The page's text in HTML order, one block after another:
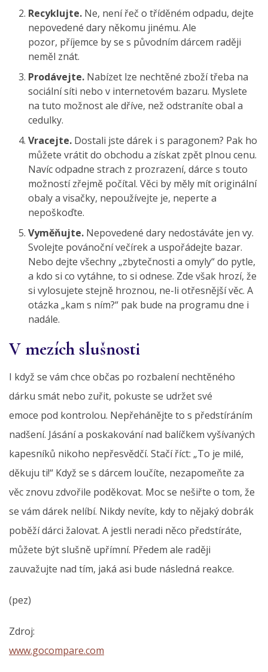
Recyklujte. Ne, není řeč o tříděném odpadu, dejte
nepovedené dary někomu jinému. Ale
pozor, příjemce by se s původním dárcem raději
neměl znát.
Prodávejte. Nabízet lze nechtěné zboží třeba na
sociální síti nebo v internetovém bazaru. Myslete
na tuto možnost ale dříve, než odstraníte obal a
cedulky.
Vracejte. Dostali jste dárek i s paragonem? Pak ho
můžete vrátit do obchodu a získat zpět plnou cenu.
Navíc odpadne strach z prozrazení, dárce s touto
možností zřejmě počítal. Věci by měly mít originální
obaly a visačky, nepoužívejte je, neperte a
nepoškoďte.
Vyměňujte. Nepovedené dary nedostáváte jen vy.
Svolejte povánoční večírek a uspořádejte bazar.
Nebo dejte všechny „zbytečnosti a omyly“ do pytle,
a kdo si co vytáhne, to si odnese. Zde však hrozí, že
si vylosujete stejně hroznou, ne-li otřesnější věc. A
otázka „kam s ním?“ pak bude na programu dne i
nadále.
V mezích slušnosti
I když se vám chce občas po rozbalení nechtěného
dárku smát nebo zuřit, pokuste se udržet své
emoce pod kontrolou. Nepřehánějte to s předstíráním
nadšení. Jásání a poskakování nad balíčkem vyšívaných
kapesníků nikoho nepřesvědčí. Stačí říct: „To je milé,
děkuju ti!“ Když se s dárcem loučíte, nezapomeňte za
věc znovu zdvořile poděkovat. Moc se nešiřte o tom, že
se vám dárek nelíbí. Nikdy nevíte, kdy to nějaký dobrák
poběží dárci žalovat. A jestli neradi něco předstíráte,
můžete být slušně upřímní. Předem ale raději
zauvažujte nad tím, jaká asi bude následná reakce.
(pez)
Zdroj:
www.gocompare.com